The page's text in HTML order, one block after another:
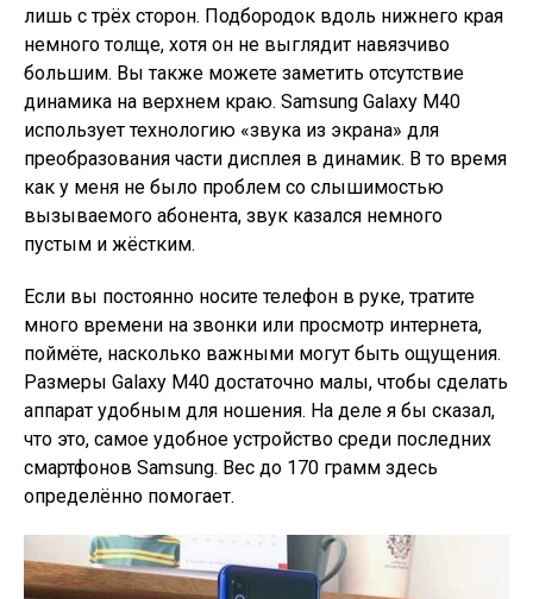
лишь с трёх сторон. Подбородок вдоль нижнего края
немного толще, хотя он не выглядит навязчиво
большим. Вы также можете заметить отсутствие
динамика на верхнем краю. Samsung Galaxy M40
использует технологию «звука из экрана» для
преобразования части дисплея в динамик. В то время
как у меня не было проблем со слышимостью
вызываемого абонента, звук казался немного
пустым и жёстким.
Если вы постоянно носите телефон в руке, тратите
много времени на звонки или просмотр интернета,
поймёте, насколько важными могут быть ощущения.
Размеры Galaxy M40 достаточно малы, чтобы сделать
аппарат удобным для ношения. На деле я бы сказал,
что это, самое удобное устройство среди последних
смартфонов Samsung. Вес до 170 грамм здесь
определённо помогает.